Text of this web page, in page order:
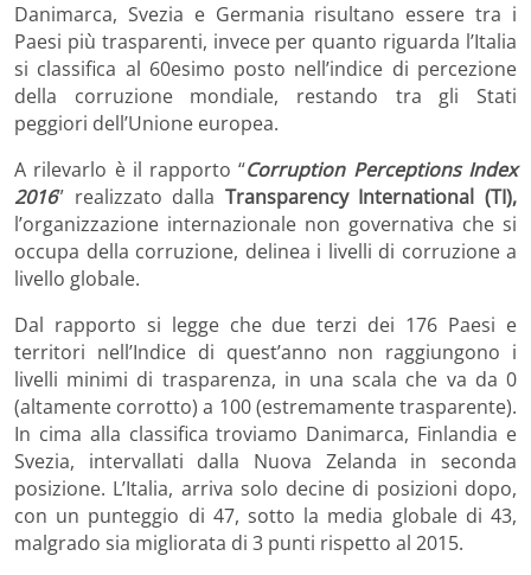
Danimarca, Svezia e Germania risultano essere tra i
Paesi più trasparenti, invece per quanto riguarda l’Italia
si classifica al 60esimo posto nell’indice di percezione
della corruzione mondiale, restando tra gli Stati
peggiori dell’Unione europea.
A rilevarlo è il rapporto “Corruption Perceptions Index
2016” realizzato dalla Transparency International (TI),
l’organizzazione internazionale non governativa che si
occupa della corruzione, delinea i livelli di corruzione a
livello globale.
Dal rapporto si legge che due terzi dei 176 Paesi e
territori nell’Indice di quest’anno non raggiungono i
livelli minimi di trasparenza, in una scala che va da 0
(altamente corrotto) a 100 (estremamente trasparente).
In cima alla classifica troviamo Danimarca, Finlandia e
Svezia, intervallati dalla Nuova Zelanda in seconda
posizione. L’Italia, arriva solo decine di posizioni dopo,
con un punteggio di 47, sotto la media globale di 43,
malgrado sia migliorata di 3 punti rispetto al 2015.